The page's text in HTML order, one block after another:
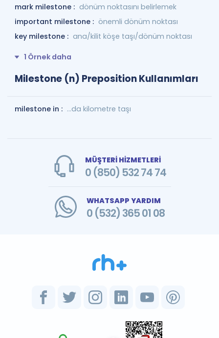
mark milestone : dönüm noktasını belirlemek
important milestone : önemli dönüm noktası
key milestone : ana/kilit köşe taşı/dönüm noktası
1 Örnek daha
Milestone (n) Preposition Kullanımları
milestone in : ...da kilometre taşı
MÜŞTERİ HİZMETLERİ
0 (850) 532 74 74
WHATSAPP YARDIM
0 (532) 365 01 08